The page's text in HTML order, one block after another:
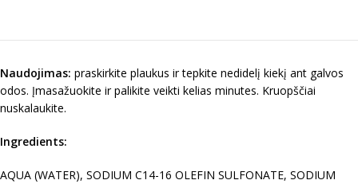
Naudojimas: praskirkite plaukus ir tepkite nedidelį kiekį ant galvos
odos. Įmasažuokite ir palikite veikti kelias minutes. Kruopščiai
nuskalaukite.
Ingredients:
AQUA (WATER), SODIUM C14-16 OLEFIN SULFONATE, SODIUM